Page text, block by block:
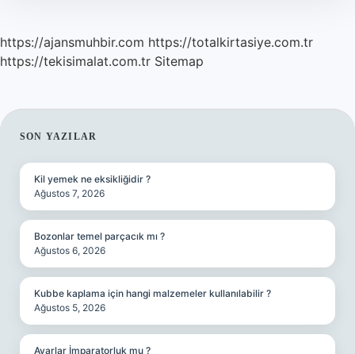
https://ajansmuhbir.com https://totalkirtasiye.com.tr
https://tekisimalat.com.tr Sitemap
SIDEBAR
SON YAZILAR
Kil yemek ne eksikliğidir ?
Ağustos 7, 2026
Bozonlar temel parçacık mı ?
Ağustos 6, 2026
Kubbe kaplama için hangi malzemeler kullanılabilir ?
Ağustos 5, 2026
Avarlar İmparatorluk mu ?